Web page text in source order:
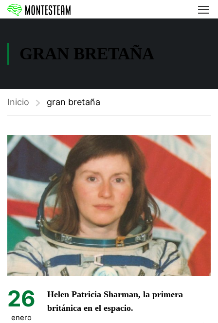
GRAN BRETAÑA
Inicio gran bretaña
26
enero
Helen Patricia Sharman, la primera
británica en el espacio.